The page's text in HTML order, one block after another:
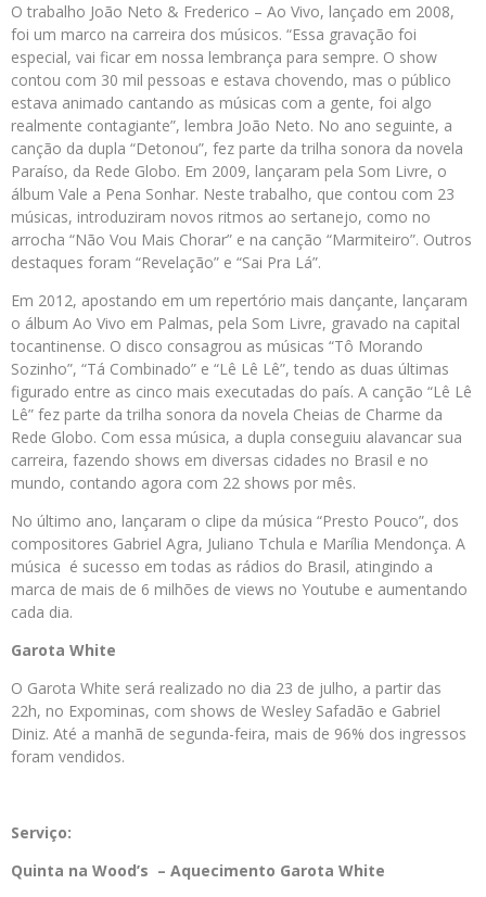
O trabalho João Neto & Frederico – Ao Vivo, lançado em 2008,
foi um marco na carreira dos músicos. “Essa gravação foi
especial, vai ficar em nossa lembrança para sempre. O show
contou com 30 mil pessoas e estava chovendo, mas o público
estava animado cantando as músicas com a gente, foi algo
realmente contagiante”, lembra João Neto. No ano seguinte, a
canção da dupla “Detonou”, fez parte da trilha sonora da novela
Paraíso, da Rede Globo. Em 2009, lançaram pela Som Livre, o
álbum Vale a Pena Sonhar. Neste trabalho, que contou com 23
músicas, introduziram novos ritmos ao sertanejo, como no
arrocha “Não Vou Mais Chorar” e na canção “Marmiteiro”. Outros
destaques foram “Revelação” e “Sai Pra Lá”.
Em 2012, apostando em um repertório mais dançante, lançaram
o álbum Ao Vivo em Palmas, pela Som Livre, gravado na capital
tocantinense. O disco consagrou as músicas “Tô Morando
Sozinho”, “Tá Combinado” e “Lê Lê Lê”, tendo as duas últimas
figurado entre as cinco mais executadas do país. A canção “Lê Lê
Lê” fez parte da trilha sonora da novela Cheias de Charme da
Rede Globo. Com essa música, a dupla conseguiu alavancar sua
carreira, fazendo shows em diversas cidades no Brasil e no
mundo, contando agora com 22 shows por mês.
No último ano, lançaram o clipe da música “Presto Pouco”, dos
compositores Gabriel Agra, Juliano Tchula e Marília Mendonça. A
música é sucesso em todas as rádios do Brasil, atingindo a
marca de mais de 6 milhões de views no Youtube e aumentando
cada dia.
Garota White
O Garota White será realizado no dia 23 de julho, a partir das
22h, no Expominas, com shows de Wesley Safadão e Gabriel
Diniz. Até a manhã de segunda-feira, mais de 96% dos ingressos
foram vendidos.
Serviço:
Quinta na Wood’s – Aquecimento Garota White